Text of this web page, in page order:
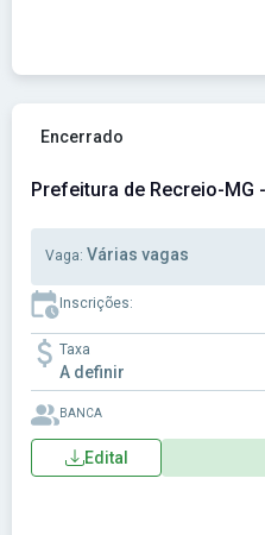
Ver concurso: Prefeitura
Encerrado
Prefeitura de Recreio-MG
Vaga: Várias vagas
Inscrições:
Taxa
A definir
BANCA
Edital